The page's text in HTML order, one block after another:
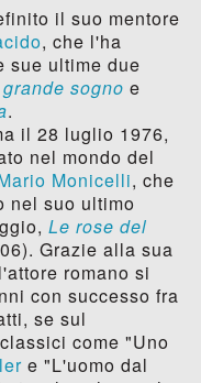
il suo mentore
, che l'ha
sue ultime due
sogno e
.
il 28 luglio 1976,
nel mondo del
Monicelli, che
nel suo ultimo
Le rose del
Grazie alla sua
romano si
con successo fra
se sul
come "Uno
e "L'uomo dal